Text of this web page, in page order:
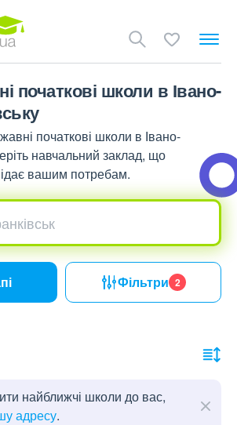
початкові школи в Івано-
початкові школи в Івано-
навчальний заклад, що
вашим потребам.
Фільтри 2
найближчі школи до вас,
адресу.